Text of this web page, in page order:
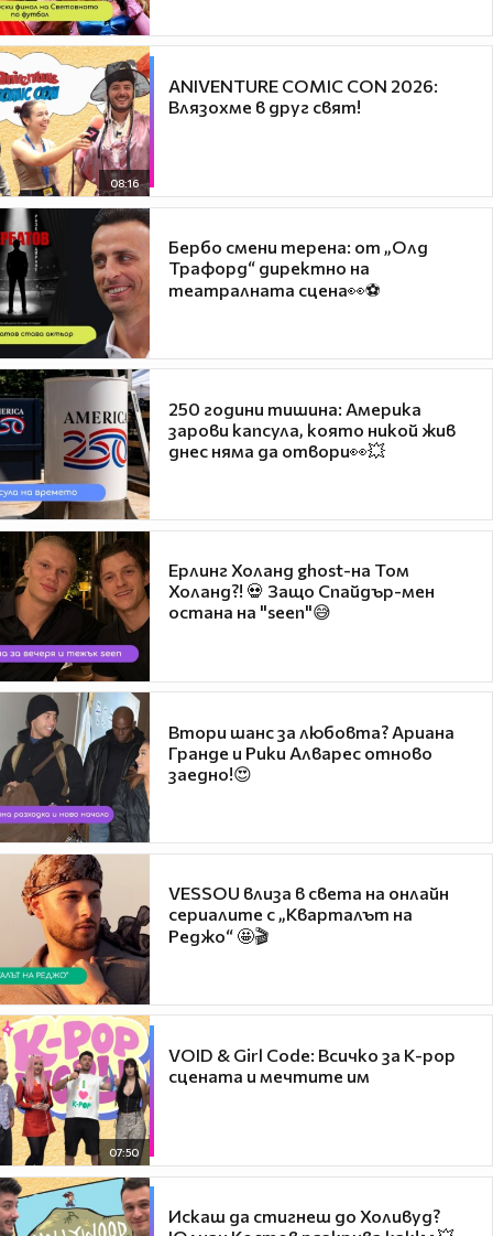
08:16
ANIVENTURE COMIC CON 2026:
Влязохме в друг свят!
Бербо смени терена: от „Олд
Трафорд“ директно на
театралната сцена👀⚽
250 години тишина: Америка
зарови капсула, която никой жив
днес няма да отвори👀💥
Ерлинг Холанд ghost-на Том
Холанд?! 💀 Защо Спайдър-мен
остана на "seen"😅
Втори шанс за любовта? Ариана
Гранде и Рики Алварес отново
заедно!😍
VESSOU влиза в света на онлайн
сериалите с „Кварталът на
Реджо“ 🤩🎬
07:50
VOID & Girl Code: Всичко за K-pop
сцената и мечтите им
Искаш да стигнеш до Холивуд?